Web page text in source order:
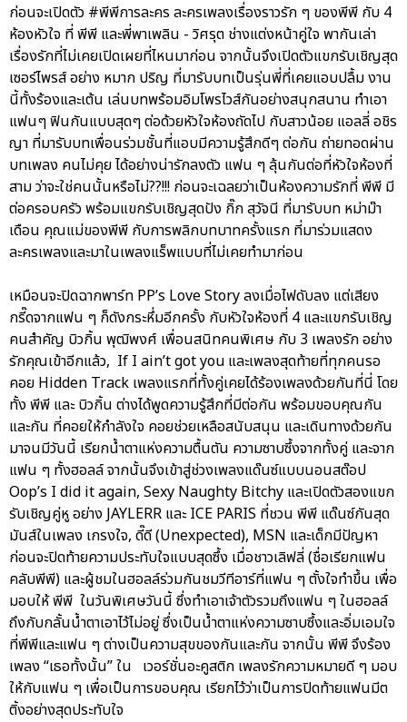
ก่อนจะเปิดตัว #พีพีการละคร ละครเพลงเรื่องราวรัก ๆ ของพีพี กับ 4
ห้องหัวใจ ที่ พีพี และพี่พาเพลิน - วิศรุต ช่างแต่งหน้าคู่ใจ พากันเล่า
เรื่องรักที่ไม่เคยเปิดเผยที่ไหนมาก่อน จากนั้นจึงเปิดตัวแขกรับเชิญสุด
เซอร์ไพรส์ อย่าง หมาก ปริญ ที่มารับบทเป็นรุ่นพี่ที่เคยแอบปลื้ม งาน
นี้ทั้งร้องและเต้น เล่นบทพร้อมอิมโพรไวส์กันอย่างสนุกสนาน ทำเอา
แฟนๆ ฟินกันแบบสุดๆ ต่อด้วยหัวใจห้องถัดไป กับสาวน้อย แอลลี่ อชิร
ญา ที่มารับบทเพื่อนร่วมชั้นที่แอบมีความรู้สึกดีๆ ต่อกัน ถ่ายทอดผ่าน
บทเพลง คนไม่คุย ได้อย่างน่ารักลงตัว แฟน ๆ ลุ้นกันต่อที่หัวใจห้องที่
สาม ว่าจะใช่คนนั้นหรือไม่??!!! ก่อนจะเฉลยว่าเป็นห้องความรักที่ พีพี มี
ต่อครอบครัว พร้อมแขกรับเชิญสุดปัง กิ๊ก สุวัจนี ที่มารับบท หม่าม๊า
เดือน คุณแม่ของพีพี กับการพลิกบทบาทครั้งแรก ที่มาร่วมแสดง
ละครเพลงและมาในเพลงแร็พแบบที่ไม่เคยทำมาก่อน
เหมือนจะปิดฉากพาร์ท PP’s Love Story ลงเมื่อไฟดับลง แต่เสียง
กรี๊ดจากแฟน ๆ ก็ดังกระหึ่มอีกครั้ง กับหัวใจห้องที่ 4 และแขกรับเชิญ
คนสำคัญ บิวกิ้น พุฒิพงศ์ เพื่อนสนิทคนพิเศษ กับ 3 เพลงรัก อย่าง
รักคุณเข้าอีกแล้ว, If I ain’t got you และเพลงสุดท้ายที่ทุกคนรอ
คอย Hidden Track เพลงแรกที่ทั้งคู่เคยได้ร้องเพลงด้วยกันที่นี่ โดย
ทั้ง พีพี และ บิวกิ้น ต่างได้พูดความรู้สึกที่มีต่อกัน พร้อมขอบคุณกัน
และกัน ที่คอยให้กำลังใจ คอยช่วยเหลือสนับสนุน และเดินทางด้วยกัน
มาจนมีวันนี้ เรียกน้ำตาแห่งความตื้นตัน ความซาบซึ้งจากทั้งคู่ และจาก
แฟน ๆ ทั้งฮอลล์ จากนั้นจึงเข้าสู่ช่วงเพลงแด๊นซ์แบบนอนสต๊อป
Oop’s I did it again, Sexy Naughty Bitchy และเปิดตัวสองแขก
รับเชิญคู่หู อย่าง JAYLERR และ ICE PARIS ที่ชวน พีพี แด๊นซ์กันสุด
มันส์ในเพลง เกรงใจ, ดี๊ดี (Unexpected), MSN และเด็กมีปัญหา
ก่อนจะปิดท้ายความประทับใจแบบสุดซึ้ง เมื่อชาวเลิฟลี่ (ชื่อเรียกแฟน
คลับพีพี) และผู้ชมในฮอลล์ร่วมกันชมวีทีอาร์ที่แฟน ๆ ตั้งใจทำขึ้น เพื่อ
มอบให้ พีพี ในวันพิเศษวันนี้ ซึ่งทำเอาเจ้าตัวรวมถึงแฟน ๆ ในฮอลล์
ถึงกับกลั้นน้ำตาเอาไว้ไม่อยู่ ซึ่งเป็นน้ำตาแห่งความซาบซึ้งและอิ่มเอมใจ
ที่พีพีและแฟน ๆ ต่างเป็นความสุขของกันและกัน จากนั้น พีพี จึงร้อง
เพลง “เธอทั้งนั้น” ใน เวอร์ชั่นอะคูสติก เพลงรักความหมายดี ๆ มอบ
ให้กับแฟน ๆ เพื่อเป็นการขอบคุณ เรียกไว้ว่าเป็นการปิดท้ายแฟนมีต
ติ้งอย่างสุดประทับใจ